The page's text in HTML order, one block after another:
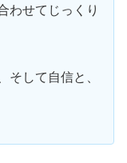
わせてじっくり
そして自信と、